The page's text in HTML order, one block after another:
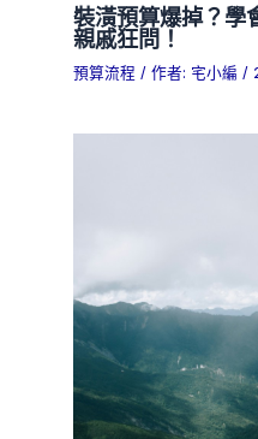
裝潢預算爆掉？學
親戚狂問！
預算流程 / 作者: 宅小編 /